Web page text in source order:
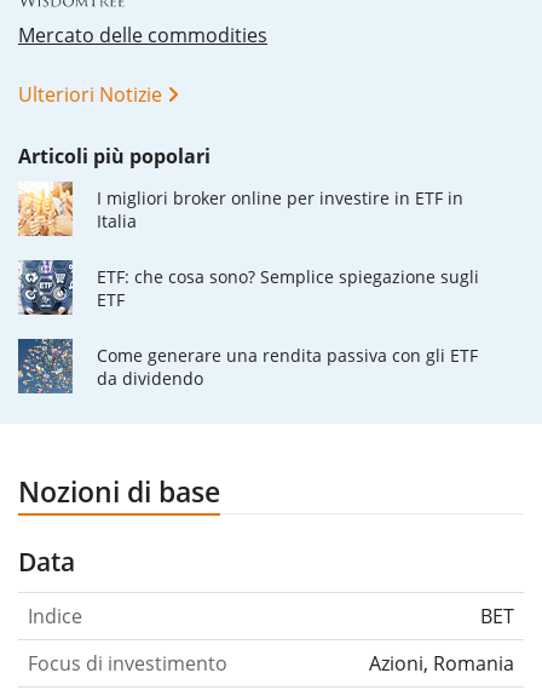
Mercato delle commodities
Ulteriori Notizie
Articoli più popolari
I migliori broker online per investire in ETF in
Italia
ETF: che cosa sono? Semplice spiegazione sugli
ETF
Come generare una rendita passiva con gli ETF
da dividendo
Nozioni di base
Data
Indice
BET
Focus di investimento
Azioni, Romania